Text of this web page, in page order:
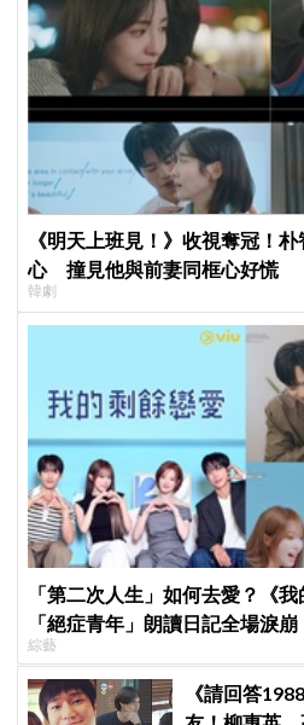
《明天上班見！》收視奪冠！
心 撞見他與前妻同框心好慌
韓劇
「第二次人生」如何去愛？《
「絕症青年」朗讀日記全場淚
識」！
綜藝
《請回答